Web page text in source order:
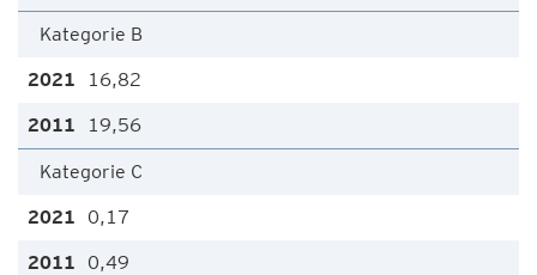
Kategorie B
16,82
19,56
Kategorie C
0,17
0,49